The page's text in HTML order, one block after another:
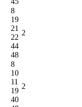
8
19
21
22
44
48
2
8
10
11
19
40
2